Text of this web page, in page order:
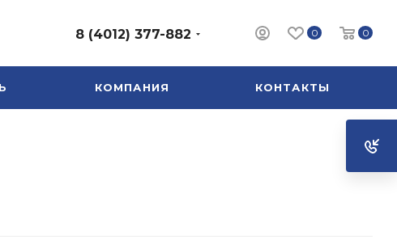
0 0
8 (4012) 377-882
КОМПАНИЯ КОНТАКТЫ